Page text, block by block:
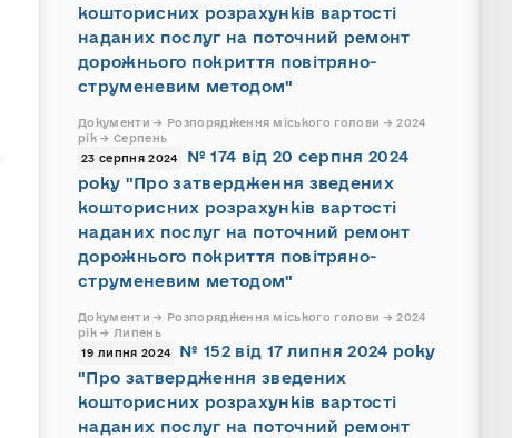
кошторисних розрахунків вартості
наданих послуг на поточний ремонт
дорожнього покриття повітряно-
струменевим методом"
Документи → Розпорядження міського голови → 2024
рік → Серпень
23 серпня 2024
№ 174 від 20 серпня 2024
року "Про затвердження зведених
кошторисних розрахунків вартості
наданих послуг на поточний ремонт
дорожнього покриття повітряно-
струменевим методом"
Документи → Розпорядження міського голови → 2024
рік → Липень
19 липня 2024
№ 152 від 17 липня 2024 року
"Про затвердження зведених
кошторисних розрахунків вартості
наданих послуг на поточний ремонт